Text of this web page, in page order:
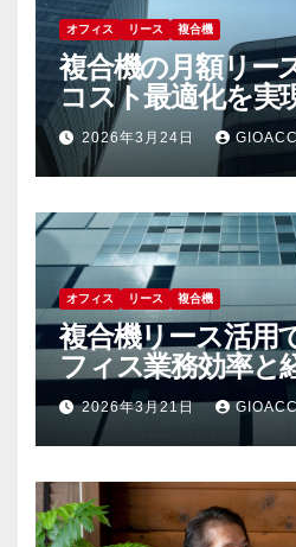
オフィス リース 複合機
複合機の月額リー
コスト最適化を実
選択肢
2026年3月24日
オフィス リース 複合機
複合機リース活用
フィス業務効率と
の秘訣
2026年3月21日